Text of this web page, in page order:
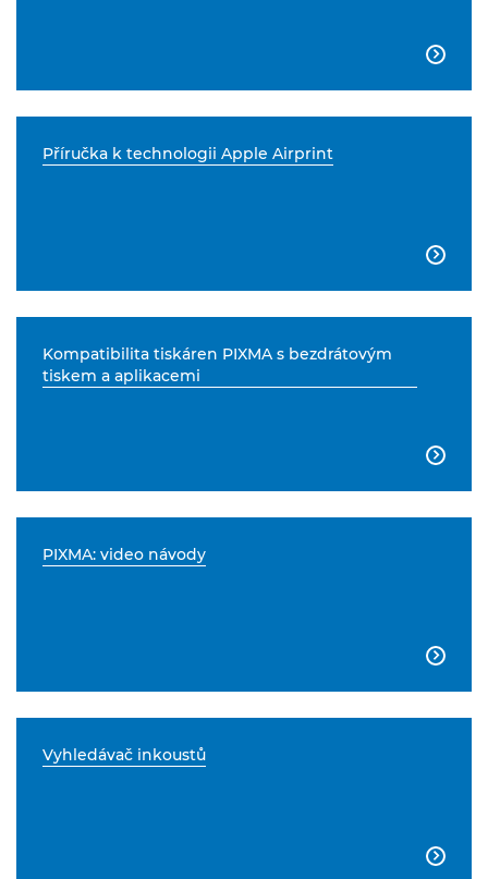

Příručka k technologii Apple Airprint

Kompatibilita tiskáren PIXMA s bezdrátovým
tiskem a aplikacemi

PIXMA: video návody

Vyhledávač inkoustů
